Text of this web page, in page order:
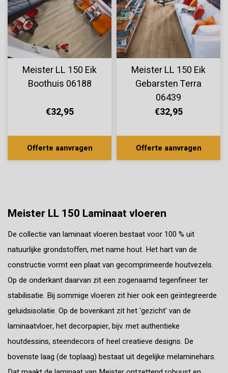
Meister LL 150 Eik
Boothuis 06188
€32,95
Offerte aanvragen
Meister LL 150 Eik
Gebarsten Terra
06439
€32,95
Offerte aanvragen
Meister LL 150 Laminaat vloeren
De collectie van laminaat vloeren bestaat voor 100 % uit
natuurlijke grondstoffen, met name hout. Het hart van de
constructie vormt een plaat van gecomprimeerde houtvezels.
Op de onderkant daarvan zit een zogenaamd tegenfineer ter
stabilisatie. Bij sommige vloeren zit hier ook een geïntegreerde
geluidsisolatie. Op de bovenkant zit het 'gezicht' van de
laminaatvloer, het decorpapier, bijv. met authentieke
houtdessins, steendecors of heel creatieve designs. De
bovenste laag (de toplaag) bestaat uit degelijke melaminehars.